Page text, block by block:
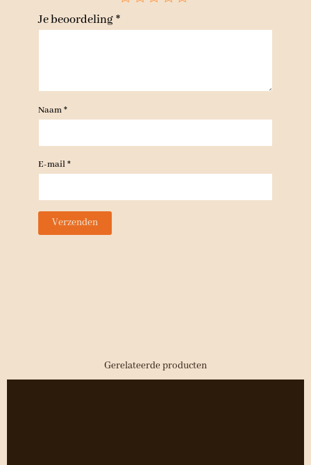
Je beoordeling*
Naam*
E-mail*
Gerelateerde producten